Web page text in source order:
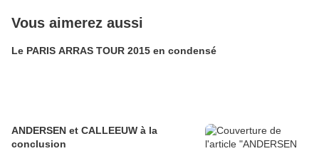
Vous aimerez aussi
Le PARIS ARRAS TOUR 2015 en condensé
ANDERSEN et CALLEEUW à la
conclusion